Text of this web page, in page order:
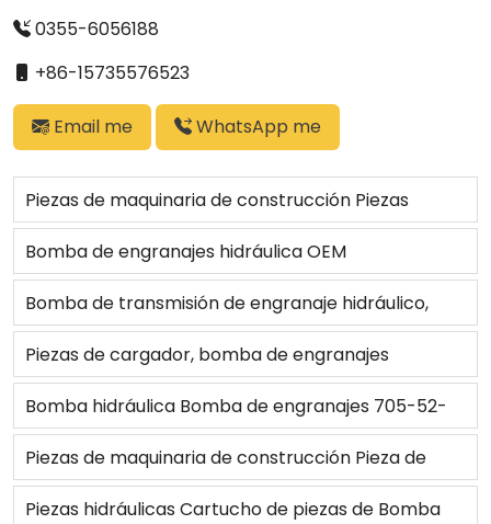
0355-6056188
+86-15735576523
Email me WhatsApp me
Piezas de maquinaria de construcción Piezas
hidráulicas Bomba de alimentación Ass'y 4W5479
para Bulldozer D9L/3412
Bomba de engranajes hidráulica OEM
308873A1,93835C91,93835C92 para Tractor
3210/4210/454/474/484/385/CX70
Bomba de transmisión de engranaje hidráulico,
119994A1 para 580SK
Piezas de cargador, bomba de engranajes
hidráulica, bomba principal 6E3524 para 980C
Bomba hidráulica Bomba de engranajes 705-52-
22100 para Bulldozer
Piezas de maquinaria de construcción Pieza de
excavadora Bomba de barrido Bomba de
Piezas hidráulicas Cartucho de piezas de Bomba